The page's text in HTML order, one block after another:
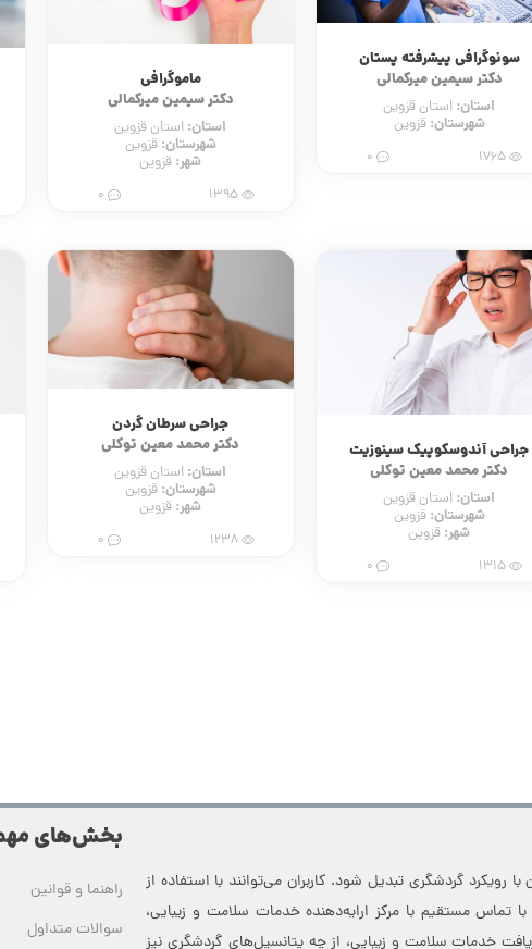
سونوگرافی پیشرفته پستان
دکتر سیمین میرکمالی
استان: استان قزوین
شهرستان:قزوین
1765
ماموگرافی
دکتر سیمین میرکمالی
استان: استان قزوین
شهرستان:قزوین
شهر: قزوین
1395
جراحی آندوسکوپیک سینوزیت
دکتر محمد معین توکلی
استان: استان قزوین
شهرستان:قزوین
شهر: قزوین
1315
جراحی سرطان گردن
دکتر محمد معین توکلی
استان: استان قزوین
شهرستان:قزوین
شهر: قزوین
1238
گردشگری تبدیل شود. کاربران می‌توانند با استفاده از
مستقیم با مرکز ارایه‌دهنده خدمات سلامت و زیبایی،
خدمات سلامت و زیبایی، از چه پتانسیل‌های گردشگری نیز
بخش‌های
راهنما و قوانین
سوالات متداول